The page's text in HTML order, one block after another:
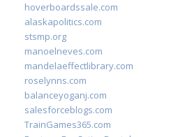
hoverboardssale.com
alaskapolitics.com
stsmp.org
manoelneves.com
mandelaeffectlibrary.com
roselynns.com
balanceyoganj.com
salesforceblogs.com
TrainGames365.com